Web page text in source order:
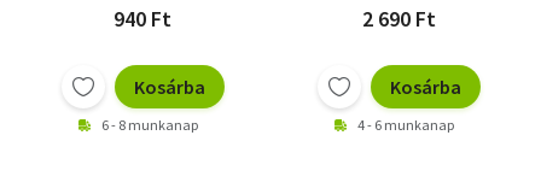
940 Ft
Kosárba
6 - 8 munkanap
2 690 Ft
Kosárba
4 - 6 munkanap